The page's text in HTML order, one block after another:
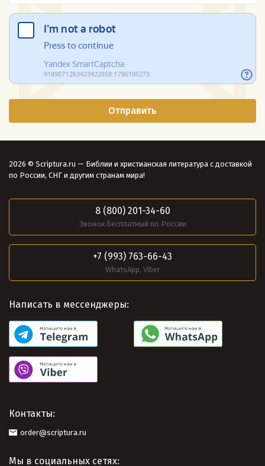
2026 © Scriptura.ru — Библии и христианская литература с доставкой
по России, СНГ и другим странам мира!
8 (800) 201-34-60
Звонок бесплатный по России
+7 (993) 763-66-43
WhatsApp, Viber
Написать в мессенджеры:
Контакты:
order@scriptura.ru
Мы в социальных сетях: